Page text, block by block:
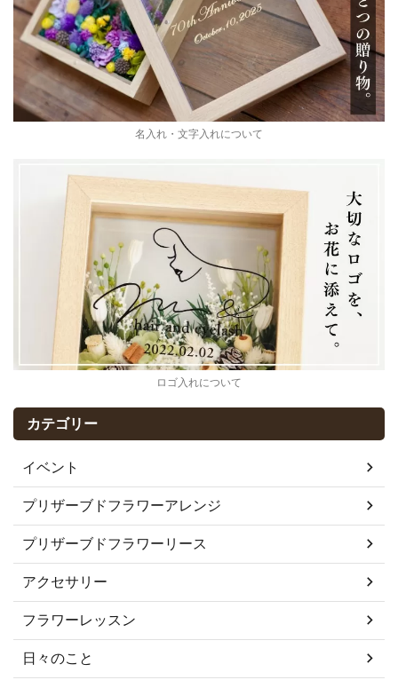
名入れ・文字入れについて
ロゴ入れについて
カテゴリー
イベント
プリザーブドフラワーアレンジ
プリザーブドフラワーリース
アクセサリー
フラワーレッスン
日々のこと